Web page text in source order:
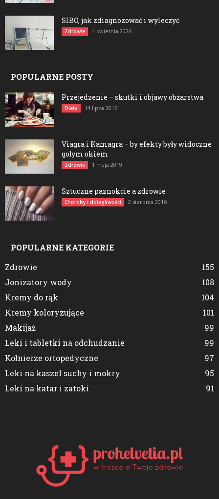
SIBO, jak zdiagnozować i wyleczyć
Zdrowie 4 kwietnia 2026
POPULARNE POSTY
Przejedzenie – skutki i objawy obżarstwa
Dieta 14 lipca 2016
Viagra i Kamagra – by efekty były widoczne
gołym okiem
Zdrowie 1 maja 2019
Sztuczne paznokcie a zdrowie
Choroby i dolegliwości 2 sierpnia 2016
POPULARNE KATEGORIE
Zdrowie
155
Jonizatory wody
108
Kremy do rąk
104
Kremy koloryzujące
101
Makijaż
99
Leki i tabletki na odchudzanie
99
Kołnierze ortopedyczne
97
Leki na kaszel suchy i mokry
95
Leki na katar i zatoki
91